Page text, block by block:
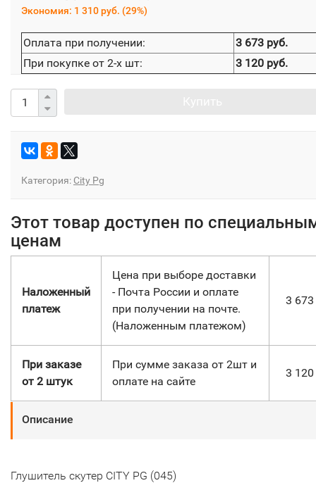
Экономия: 1 310 руб. (29%)
Оплата при получении:
3 673 руб.
При покупке от 2-х шт:
3 120 руб.
Категория: City Pg
Этот товар доступен по
ценам
Наложенный
платеж
Цена при выборе доставки
- Почта России и оплате
при получении на почте.
(Наложенным платежом)
3 673
При заказе
от 2 штук
При сумме заказа от 2шт и
оплате на сайте
3 120
Описание
Глушитель скутер CITY PG (045)